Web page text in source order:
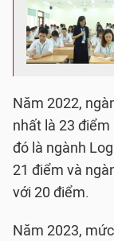
Năm 2022,
nhất là 23
đó là ngành
21 điểm và
với 20 điểm.
Năm 2023,